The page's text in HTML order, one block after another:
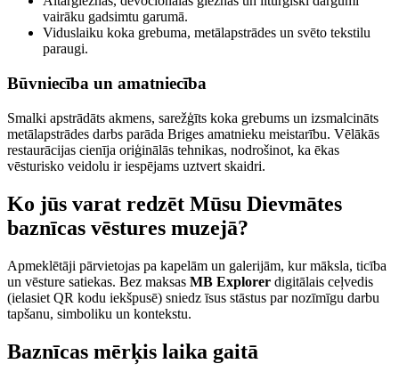
vairāku gadsimtu garumā.
Viduslaiku koka grebuma, metālapstrādes un svēto tekstilu
paraugi.
Būvniecība un amatniecība
Smalki apstrādāts akmens, sarežģīts koka grebums un izsmalcināts
metālapstrādes darbs parāda Briges amatnieku meistarību. Vēlākās
restaurācijas cienīja oriģinālās tehnikas, nodrošinot, ka ēkas
vēsturisko veidolu ir iespējams uztvert skaidri.
Ko jūs varat redzēt Mūsu Dievmātes
baznīcas vēstures muzejā?
Apmeklētāji pārvietojas pa kapelām un galerijām, kur māksla, ticība
un vēsture satiekas. Bez maksas MB Explorer digitālais ceļvedis
(ielasiet QR kodu iekšpusē) sniedz īsus stāstus par nozīmīgu darbu
tapšanu, simboliku un kontekstu.
Baznīcas mērķis laika gaitā